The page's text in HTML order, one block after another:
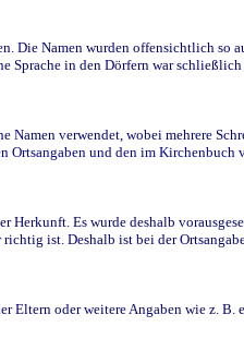
Die Namen wurden offensichtlich so
Sprache in den Dörfern war
verwendet, wobei mehrere
Ortsangaben und den im Kirchenbuch
Herkunft. Es wurde deshalb
ist. Deshalb ist bei der
oder weitere Angaben wie z. B.